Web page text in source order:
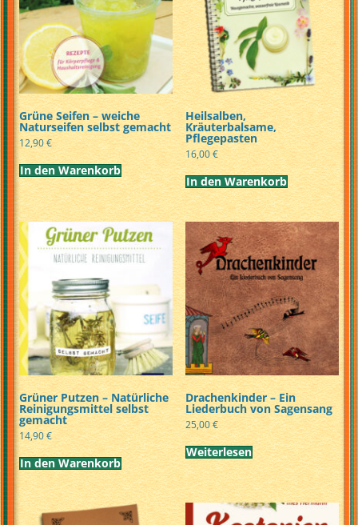
Grüne Seifen – weiche
Naturseifen selbst gemacht
12,90€
In den Warenkorb
Heilsalben,
Kräuterbalsame,
Pflegepasten
16,00€
In den Warenkorb
Grüner Putzen – Natürliche
Reinigungsmittel selbst
gemacht
14,90€
In den Warenkorb
Drachenkinder – Ein
Liederbuch von Sagensang
25,00€
Weiterlesen